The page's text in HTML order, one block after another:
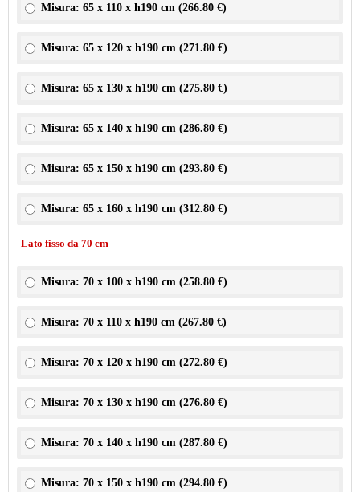
Misura: 65 x 110 x h190 cm (266.80 €)
Misura: 65 x 120 x h190 cm (271.80 €)
Misura: 65 x 130 x h190 cm (275.80 €)
Misura: 65 x 140 x h190 cm (286.80 €)
Misura: 65 x 150 x h190 cm (293.80 €)
Misura: 65 x 160 x h190 cm (312.80 €)
Lato fisso da 70 cm
Misura: 70 x 100 x h190 cm (258.80 €)
Misura: 70 x 110 x h190 cm (267.80 €)
Misura: 70 x 120 x h190 cm (272.80 €)
Misura: 70 x 130 x h190 cm (276.80 €)
Misura: 70 x 140 x h190 cm (287.80 €)
Misura: 70 x 150 x h190 cm (294.80 €)